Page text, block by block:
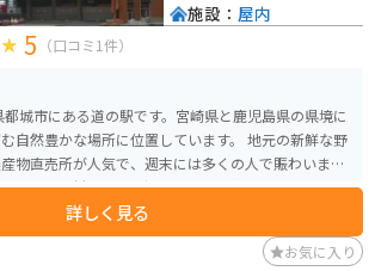
5 （口コミ1件）
城市にある道の駅です。宮崎県と鹿児島県の県境に
かな場所に位置しています。 地元の新鮮な野
物直売所が人気で、週末には多くの人で賑わいま
元産の食材を使った郷土料理や、名物の「酒谷そ
すめです。周辺には、温泉施設やキャンプ場なども
。 【おすすめポイント】 - 新鮮な
詳しく見る
施設： 屋内
お気に入り